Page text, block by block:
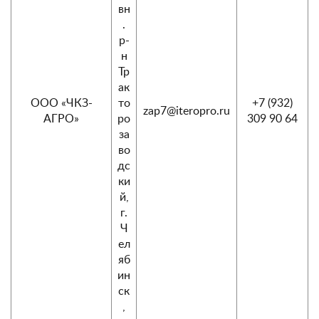
ООО «ЧКЗ-
АГРО»
вн
.
р-
н
Тр
ак
то
ро
за
во
дс
ки
й,
г.
Ч
ел
яб
ин
ск
zap7@iteropro.ru
+7 (932)
309 90 64